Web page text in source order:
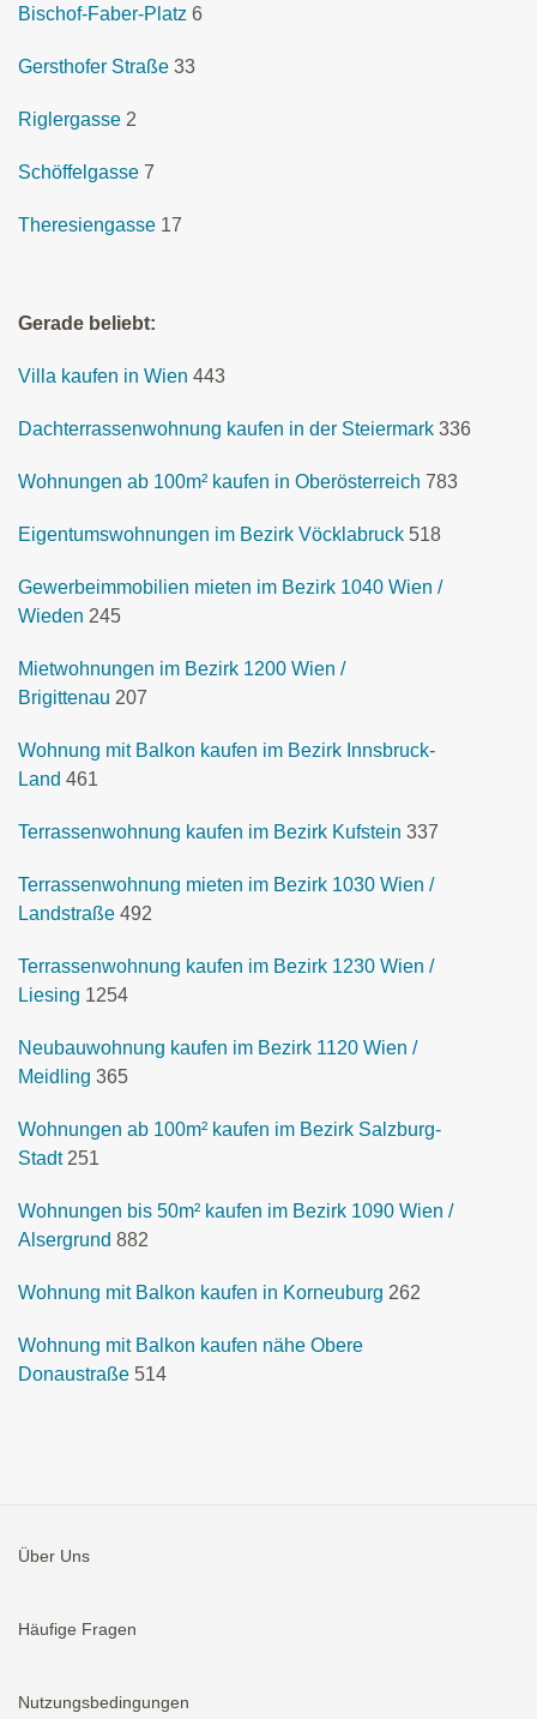
Bischof-Faber-Platz 6
Gersthofer Straße 33
Riglergasse 2
Schöffelgasse 7
Theresiengasse 17
Gerade beliebt:
Villa kaufen in Wien 443
Dachterrassenwohnung kaufen in der Steiermark 336
Wohnungen ab 100m² kaufen in Oberösterreich 783
Eigentumswohnungen im Bezirk Vöcklabruck 518
Gewerbeimmobilien mieten im Bezirk 1040 Wien /
Wieden 245
Mietwohnungen im Bezirk 1200 Wien /
Brigittenau 207
Wohnung mit Balkon kaufen im Bezirk Innsbruck-
Land 461
Terrassenwohnung kaufen im Bezirk Kufstein 337
Terrassenwohnung mieten im Bezirk 1030 Wien /
Landstraße 492
Terrassenwohnung kaufen im Bezirk 1230 Wien /
Liesing 1254
Neubauwohnung kaufen im Bezirk 1120 Wien /
Meidling 365
Wohnungen ab 100m² kaufen im Bezirk Salzburg-
Stadt 251
Wohnungen bis 50m² kaufen im Bezirk 1090 Wien /
Alsergrund 882
Wohnung mit Balkon kaufen in Korneuburg 262
Wohnung mit Balkon kaufen nähe Obere
Donaustraße 514
Über Uns
Häufige Fragen
Nutzungsbedingungen